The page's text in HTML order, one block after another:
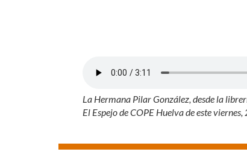
La Hermana Pilar González, desde la
El Espejo de COPE Huelva de este